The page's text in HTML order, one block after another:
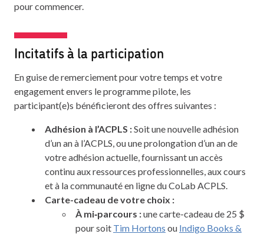
pour commencer.
Incitatifs à la participation
En guise de remerciement pour votre temps et votre
engagement envers le programme pilote, les
participant(e)s bénéficieront des offres suivantes :
Adhésion à l’ACPLS :Soit une nouvelle adhésion
d’un an à l’ACPLS, ou une prolongation d’un an de
votre adhésion actuelle, fournissant un accès
continu aux ressources professionnelles, aux cours
et à la communauté en ligne du CoLab ACPLS.
Carte-cadeau de votre choix :
À mi‑parcours :une carte-cadeau de 25 $
pour soit Tim Hortons ou Indigo Books &